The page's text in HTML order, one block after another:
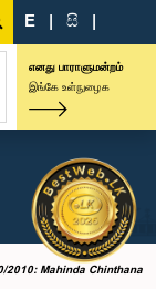
E | සි |
எனது பாராளுமன்றம்
இங்கே உள்நுழைக
2010: Mahinda Chinthana